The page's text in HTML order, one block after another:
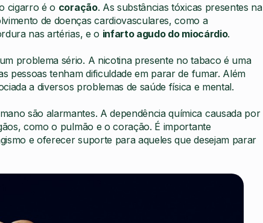
cigarro é o coração. As substâncias tóxicas presentes na
de doenças cardiovasculares, como a
nas artérias, e o infarto agudo do miocárdio.
problema sério. A nicotina presente no tabaco é uma
pessoas tenham dificuldade em parar de fumar. Além
a diversos problemas de saúde física e mental.
são alarmantes. A dependência química causada por
como o pulmão e o coração. É importante
e oferecer suporte para aqueles que desejam parar